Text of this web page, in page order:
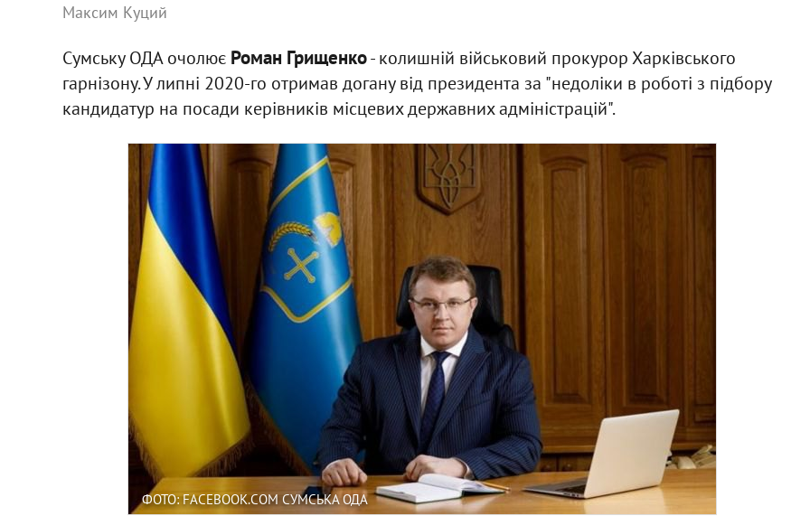
Максим Куций
Сумську ОДА очолює Роман Грищенко- колишній військовий прокурор Харківського
гарнізону. У липні 2020-го отримав догану від президента за "недоліки в роботі з підбору
кандидатур на посади керівників місцевих державних адміністрацій".
ФОТО: FACEBOOK.COM СУМСЬКА ОДА